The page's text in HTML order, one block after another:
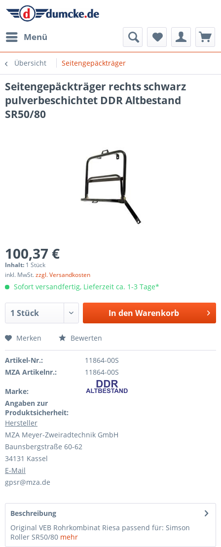
Menü
Übersicht Seitengepäckträger
Seitengepäckträger rechts schwarz
pulverbeschichtet DDR Altbestand
SR50/80
100,37 €
Inhalt: 1 Stück
inkl. MwSt.zzgl. Versandkosten
Sofort versandfertig, Lieferzeit ca. 1-3 Tage*
In den Warenkorb
Merken Bewerten
Artikel-Nr.:
11864-00S
MZA Artikelnr.:
11864-00S
Marke:
Angaben zur
Produktsicherheit:
Hersteller
MZA Meyer-Zweiradtechnik GmbH
Baunsbergstraße 60-62
34131 Kassel
E-Mail
gpsr@mza.de
Beschreibung
Original VEB Rohrkombinat Riesa passend für: Simson
Roller SR50/80 mehr